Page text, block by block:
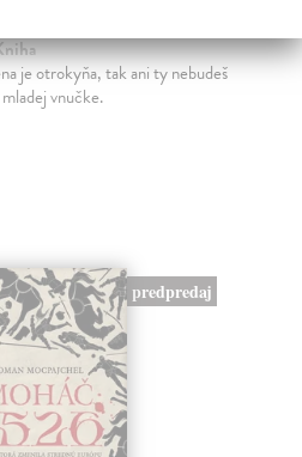
je otrokyňa, tak ani ty nebudeš
vnučke.
predpredaj